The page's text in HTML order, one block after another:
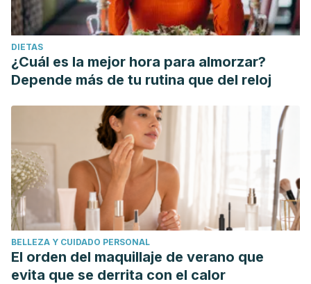
DIETAS
¿Cuál es la mejor hora para almorzar?
Depende más de tu rutina que del reloj
BELLEZA Y CUIDADO PERSONAL
El orden del maquillaje de verano que
evita que se derrita con el calor